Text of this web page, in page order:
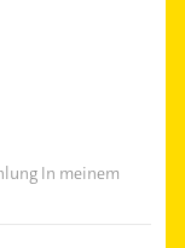
In meinem